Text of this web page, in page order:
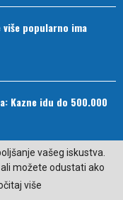
više popularno ima
Kazne idu do 500.000
za pomoć udruženju
vašeg iskustva.
možete odustati ako
više